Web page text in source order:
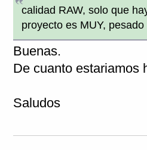
calidad RAW, solo que
proyecto es MUY, pesado
Buenas.
De cuanto estariamos
Saludos